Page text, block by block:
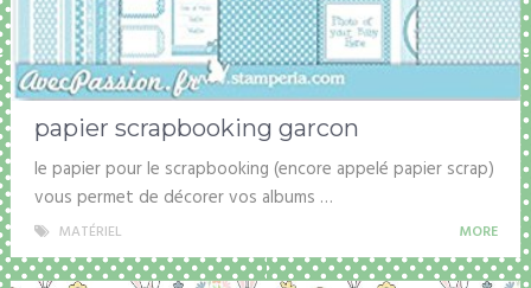
papier scrapbooking garcon
le papier pour le scrapbooking (encore appelé papier scrap)
vous permet de décorer vos albums …
MATÉRIEL MORE